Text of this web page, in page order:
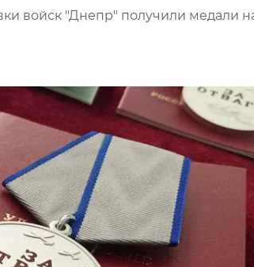
войск "Днепр" получили медали